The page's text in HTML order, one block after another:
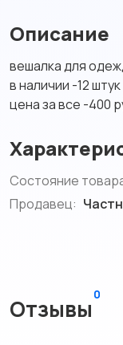
Описание
вешалка для
в наличии -12 штук
цена за все -400
Состояние
Продавец:
Отзывы
0